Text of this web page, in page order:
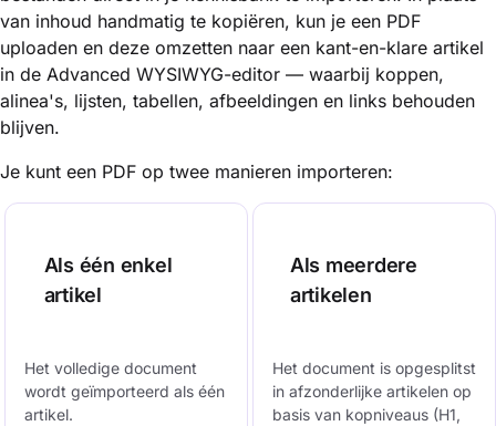
van inhoud handmatig te kopiëren, kun je een PDF
uploaden en deze omzetten naar een kant-en-klare artikel
in de Advanced WYSIWYG-editor — waarbij koppen,
alinea's, lijsten, tabellen, afbeeldingen en links behouden
blijven.
Je kunt een PDF op twee manieren importeren:
Als één enkel
artikel
Het volledige document
wordt geïmporteerd als één
artikel.
Als meerdere
artikelen
Het document is opgesplitst
in afzonderlijke artikelen op
basis van kopniveaus (H1,